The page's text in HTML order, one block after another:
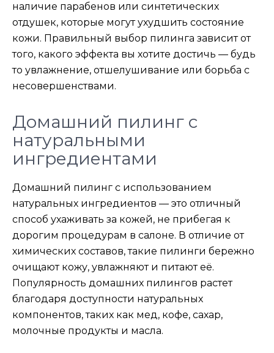
наличие парабенов или синтетических
отдушек, которые могут ухудшить состояние
кожи. Правильный выбор пилинга зависит от
того, какого эффекта вы хотите достичь — будь
то увлажнение, отшелушивание или борьба с
несовершенствами.
Домашний пилинг с
натуральными
ингредиентами
Домашний пилинг с использованием
натуральных ингредиентов — это отличный
способ ухаживать за кожей, не прибегая к
дорогим процедурам в салоне. В отличие от
химических составов, такие пилинги бережно
очищают кожу, увлажняют и питают её.
Популярность домашних пилингов растет
благодаря доступности натуральных
компонентов, таких как мед, кофе, сахар,
молочные продукты и масла.